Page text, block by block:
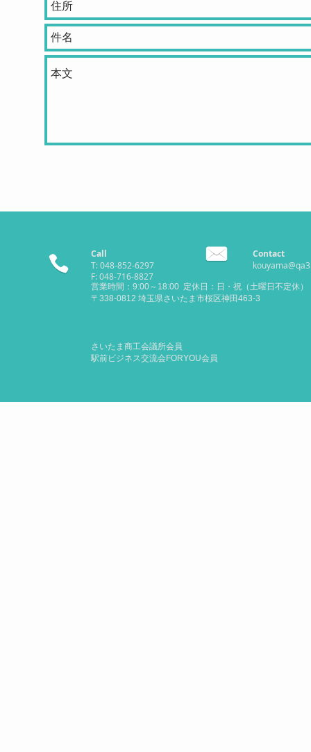
Call
T: 048-852-6297
F: 048-716-8827
Contact
営業時間：9:00～18:00 定休日：日・祝（土曜日不定休）
​〒338-0812 埼玉県さいたま市桜区神田463-3
さいたま商工会議所会員
​駅前ビジネス交流会FORYOU会員